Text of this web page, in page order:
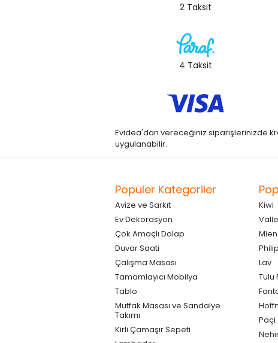
2 Taksit
4 Taksit
Evidea'dan vereceğiniz siparişlerinizde
uygulanabilir.
Popüler Kategoriler
Avize ve Sarkıt
Ev Dekorasyon
Çok Amaçlı Dolap
Duvar Saati
Çalışma Masası
Tamamlayıcı Mobilya
Tablo
Mutfak Masası ve Sandalye
Takımı
Kirli Çamaşır Sepeti
Kiwi
Mien
Lav
Tulu
Paçi